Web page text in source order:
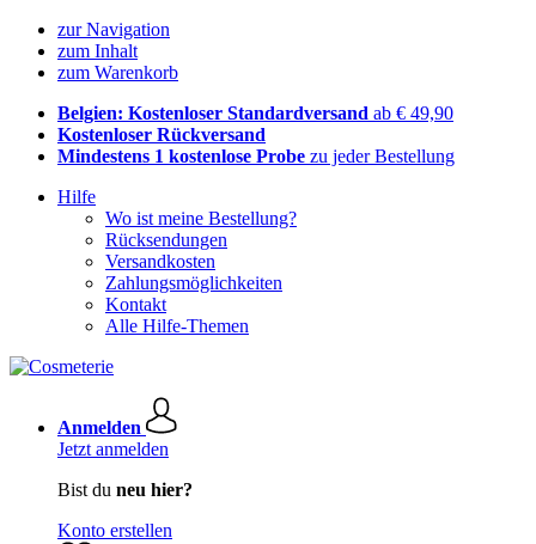
zur Navigation
zum Inhalt
zum Warenkorb
Belgien: Kostenloser Standardversand ab € 49,90
Kostenloser Rückversand
Mindestens 1 kostenlose Probe zu jeder Bestellung
Hilfe
Wo ist meine Bestellung?
Rücksendungen
Versandkosten
Zahlungsmöglichkeiten
Kontakt
Alle Hilfe-Themen
Anmelden
Jetzt anmelden
Bist du neu hier?
Konto erstellen